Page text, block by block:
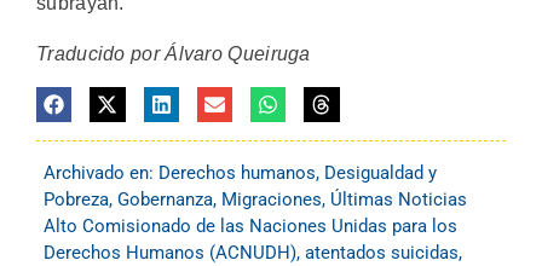
Traducido por Álvaro Queiruga
Archivado en: Derechos humanos, Desigualdad y
Pobreza, Gobernanza, Migraciones, Últimas Noticias
Alto Comisionado de las Naciones Unidas para los
Derechos Humanos (ACNUDH), atentados suicidas,